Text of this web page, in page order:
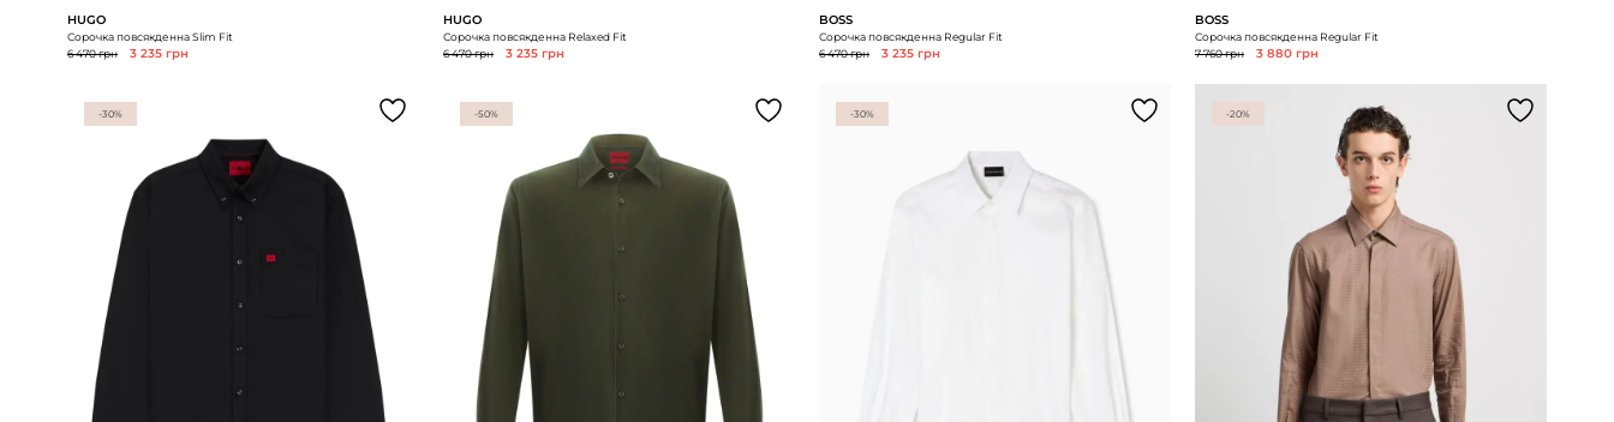
HUGO
Сорочка повсякденна Slim Fit
6 470 грн
3 235 грн
HUGO
Сорочка повсякденна Relaxed Fit
6 470 грн
3 235 грн
BOSS
Сорочка повсякденна Regular Fit
6 470 грн
3 235 грн
BOSS
Сорочка повсякденна Regular Fit
7 760 грн
3 880 грн
-30% -50% -30% -20%